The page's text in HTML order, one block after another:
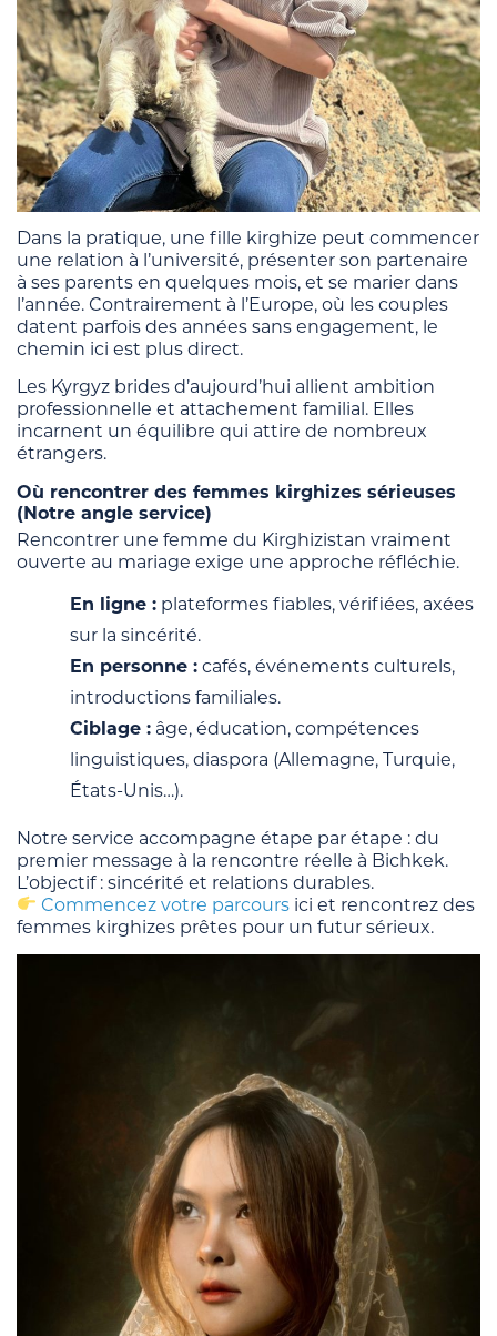
Dans la pratique, une fille kirghize peut commencer
une relation à l’université, présenter son partenaire
à ses parents en quelques mois, et se marier dans
l’année. Contrairement à l’Europe, où les couples
datent parfois des années sans engagement, le
chemin ici est plus direct.
Les Kyrgyz brides d’aujourd’hui allient ambition
professionnelle et attachement familial. Elles
incarnent un équilibre qui attire de nombreux
étrangers.
Où rencontrer des femmes kirghizes sérieuses
(Notre angle service)
Rencontrer une femme du Kirghizistan vraiment
ouverte au mariage exige une approche réfléchie.
En ligne : plateformes fiables, vérifiées, axées
sur la sincérité.
En personne : cafés, événements culturels,
introductions familiales.
Ciblage : âge, éducation, compétences
linguistiques, diaspora (Allemagne, Turquie,
États-Unis…).
Notre service accompagne étape par étape : du
premier message à la rencontre réelle à Bichkek.
L’objectif : sincérité et relations durables.
Commencez votre parcours ici et rencontrez des
femmes kirghizes prêtes pour un futur sérieux.